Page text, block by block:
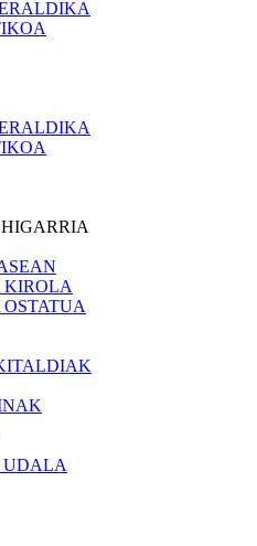
UDALA